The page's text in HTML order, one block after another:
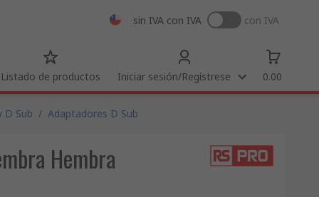
sin IVA con IVA con IVA
Listado de productos Iniciar sesión/Regístrese 0.00
D Sub / Adaptadores D Sub
Hembra